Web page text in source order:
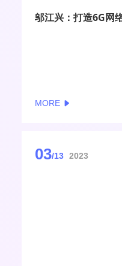
MORE
03/13 2023